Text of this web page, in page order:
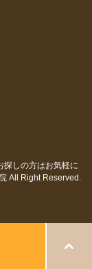
探しの方はお気軽に
All Right Reserved.